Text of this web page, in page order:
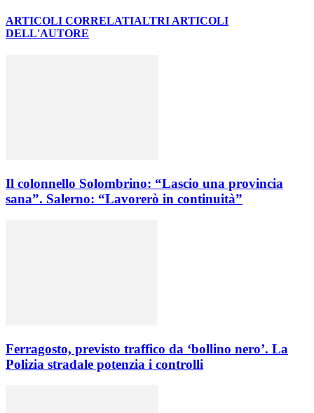
ARTICOLI CORRELATIALTRI ARTICOLI
DELL'AUTORE
Il colonnello Solombrino: “Lascio una provincia
sana”. Salerno: “Lavorerò in continuità”
Ferragosto, previsto traffico da ‘bollino nero’. La
Polizia stradale potenzia i controlli